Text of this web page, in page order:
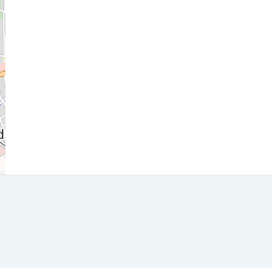
und Organisationsentwicklung
es, Menschen zu motivieren,
Handeln